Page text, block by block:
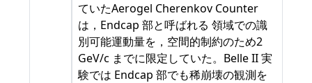
ていたAerogel Cherenkov Counter
は，Endcap 部と呼ばれる 領域での識
別可能運動量を，空間的制約のため2
GeV/c までに限定していた。Belle II 実
験では Endcap 部でも稀崩壊の観測を